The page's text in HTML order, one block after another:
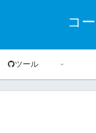
コ
ツール